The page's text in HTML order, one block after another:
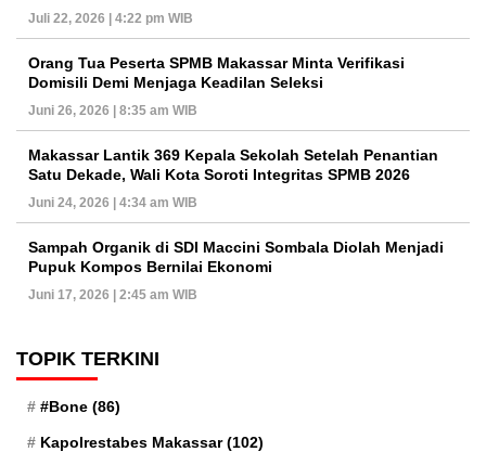
Juli 22, 2026 | 4:22 pm WIB
Orang Tua Peserta SPMB Makassar Minta Verifikasi
Domisili Demi Menjaga Keadilan Seleksi
Juni 26, 2026 | 8:35 am WIB
Makassar Lantik 369 Kepala Sekolah Setelah Penantian
Satu Dekade, Wali Kota Soroti Integritas SPMB 2026
Juni 24, 2026 | 4:34 am WIB
Sampah Organik di SDI Maccini Sombala Diolah Menjadi
Pupuk Kompos Bernilai Ekonomi
Juni 17, 2026 | 2:45 am WIB
TOPIK TERKINI
#Bone (86)
Kapolrestabes Makassar(102)